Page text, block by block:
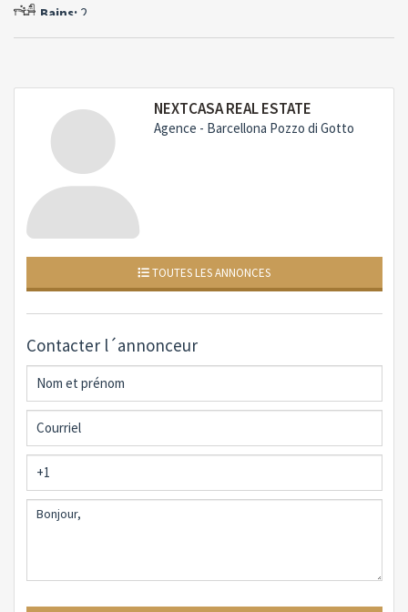
pour admirer des couchers de soleil spectaculaires et
respirer l´énergie de la Méditerranée.complétant la villa
Situation exclusive à Capo MilazzoCette propriété
représente une opportunité rare pour ceux qui
souhaitent vivre ou investir dans l´une des régions les
plus fascinantes de la Sicile, entre histoire, mer
cristalline et nature intacte.contactez-nous pour plus d
´informations ou pour réserver une visite exclusive.
Bains: 2
NEXTCASA REAL ESTATE
Agence - Barcellona Pozzo di Gotto
TOUTES LES ANNONCES
Contacter l´annonceur